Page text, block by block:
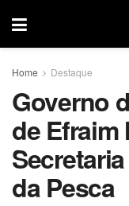
Home Destaque
Governo
de Efraim
da Pesca